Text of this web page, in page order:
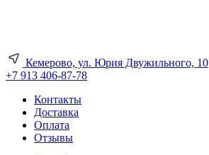
Кемерово, ул. Юрия Двужильного, 10
+7 913 406-87-78
Контакты
Доставка
Оплата
Отзывы